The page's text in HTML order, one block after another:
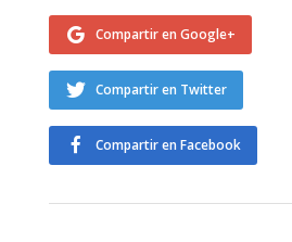
Compartir en Google+
Compartir en Twitter
Compartir en Facebook